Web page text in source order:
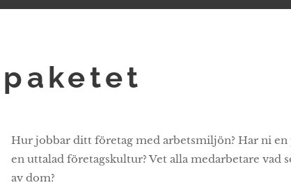
paketet
Hur jobbar ditt företag med arbetsmiljön? Har ni
en uttalad företagskultur? Vet alla medarbetare vad
av dom?